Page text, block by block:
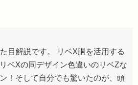
目解説です。 リベX胴を活用する
ベXの同デザイン色違いのリベZな
！そして自分でも驚いたのが、頭